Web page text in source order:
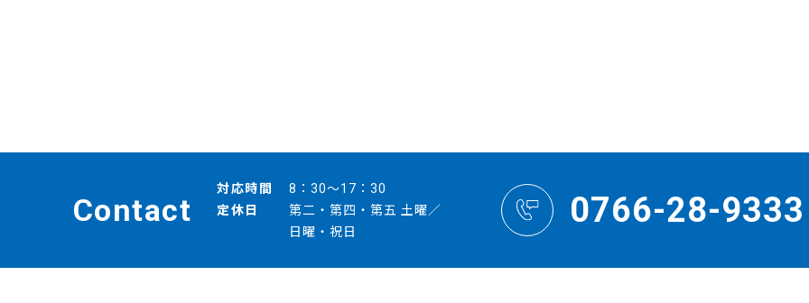
Contact
対応時間
8：30～17：30
定休日
第二・第四・第五 土曜／
日曜・祝日
0766-28-9333